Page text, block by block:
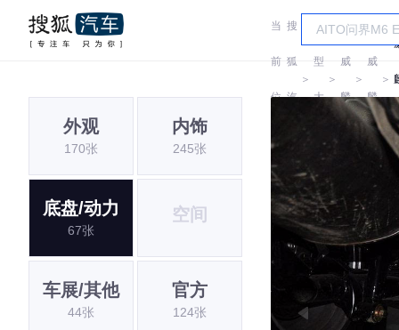
当
前
位
搜
狐
汽
＞
车
型
大
＞
威
麟
＞
威
麟
＞
外观
170张
内饰
245张
底盘/动力
67张
空间
车展/其他
44张
官方
124张